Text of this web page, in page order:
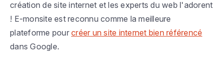
création de site internet et les experts du web l'adorent
! E-monsite est reconnu comme la meilleure
plateforme pour créer un site internet bien référencé
dans Google.